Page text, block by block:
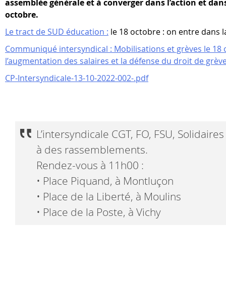
assemblée générale et à converger dans l’action et
octobre.
Le tract de SUD éducation : le 18 octobre : on entre dans
Communiqué intersyndical : Mobilisations et grèves le
l’augmentation des salaires et la défense du droit de
CP-Intersyndicale-13-10-2022-002-.pdf
L’intersyndicale CGT, FO, FSU, Solidaires
à des rassemblements.
Rendez-vous à 11h00 :
• Place Piquand, à Montluçon
• Place de la Liberté, à Moulins
• Place de la Poste, à Vichy